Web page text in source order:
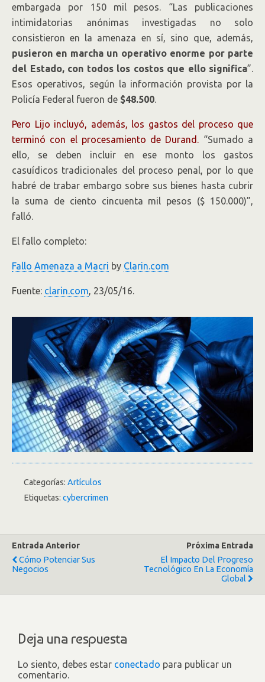
embargada por 150 mil pesos. “Las publicaciones
intimidatorias anónimas investigadas no solo
consistieron en la amenaza en sí, sino que, además,
pusieron en marcha un operativo enorme por parte
del Estado, con todos los costos que ello significa”.
Esos operativos, según la información provista por la
Policía Federal fueron de $48.500.
Pero Lijo incluyó, además, los gastos del proceso que
terminó con el procesamiento de Durand. “Sumado a
ello, se deben incluir en ese monto los gastos
casuídicos tradicionales del proceso penal, por lo que
habré de trabar embargo sobre sus bienes hasta cubrir
la suma de ciento cincuenta mil pesos ($ 150.000)”,
falló.
El fallo completo:
Fallo Amenaza a Macri by Clarin.com
Fuente: clarin.com, 23/05/16.
Categorías: Artículos
Etiquetas: cybercrimen
Entrada Anterior
Cómo Potenciar Sus
Negocios
Próxima Entrada
El Impacto Del Progreso
Tecnológico En La Economía
Global
Deja una respuesta
Lo siento, debes estar conectado para publicar un
comentario.